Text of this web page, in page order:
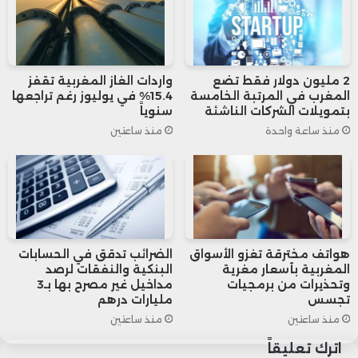
انتشار وسائل الدفع غير النقدية.
كما يندرج هذا التعاون ضمن الجهود الرامية إلى
توسيع قاعدة الشمول المالي والرقمي بالمغرب،
من خلال تشجيع اعتماد الأداء الإلكتروني، وتوفير
خدمات موجهة للمقاولات بمختلف أحجامها، بما
يعزز تنافسيتها ويواكب مسار التحول الرقمي
للاقتصاد الوطني.
وأكد الطرفان أن هذه الشراكة تجمع بين الخبرة
العالمية التي تمتلكها “فيزا” في مجال تكنولوجيا
2 مليون دولار فقط تضع
المغرب في المرتبة الخامسة
بتمويلات الشركات الناشئة
منذ ساعة واحدة
واردات الغاز المغربية تقفز
15.4% في يوليوز رغم تراجعها
سنوياً
منذ ساعتين
هواتف مخترقة تغزو الأسواق
المغربية بأسعار مغرية
وتحذيرات من برمجيات
تجسس
منذ ساعتين
الضرائب تدقق في الحسابات
البنكية والنفقات لرصد
مداخيل غير مصرح بها بـ3
مليارات درهم
منذ ساعتين
اترك تعليقاً